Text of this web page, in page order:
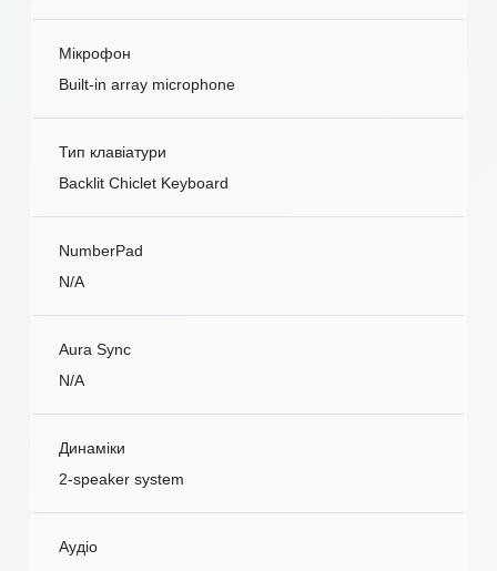
Мікрофон
Built-in array microphone
Тип клавіатури
Backlit Chiclet Keyboard
NumberPad
N/A
Aura Sync
N/A
Динаміки
2-speaker system
Аудіо